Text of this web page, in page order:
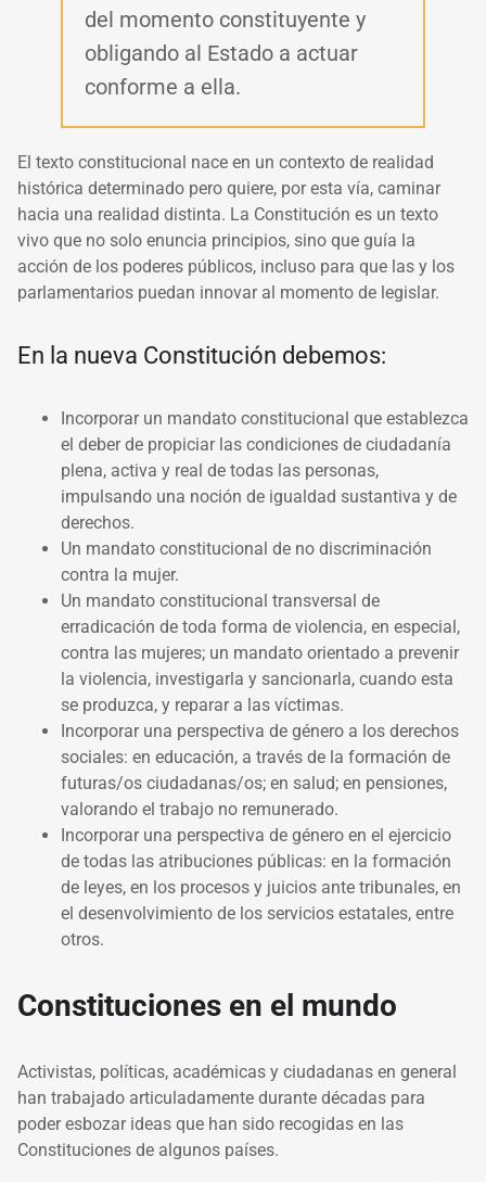
del momento constituyente y
obligando al Estado a actuar
conforme a ella.
El texto constitucional nace en un contexto de realidad
histórica determinado pero quiere, por esta vía, caminar
hacia una realidad distinta. La Constitución es un texto
vivo que no solo enuncia principios, sino que guía la
acción de los poderes públicos, incluso para que las y los
parlamentarios puedan innovar al momento de legislar.
En la nueva Constitución debemos:
Incorporar un mandato constitucional que establezca
el deber de propiciar las condiciones de ciudadanía
plena, activa y real de todas las personas,
impulsando una noción de igualdad sustantiva y de
derechos.
Un mandato constitucional de no discriminación
contra la mujer.
Un mandato constitucional transversal de
erradicación de toda forma de violencia, en especial,
contra las mujeres; un mandato orientado a prevenir
la violencia, investigarla y sancionarla, cuando esta
se produzca, y reparar a las víctimas.
Incorporar una perspectiva de género a los derechos
sociales: en educación, a través de la formación de
futuras/os ciudadanas/os; en salud; en pensiones,
valorando el trabajo no remunerado.
Incorporar una perspectiva de género en el ejercicio
de todas las atribuciones públicas: en la formación
de leyes, en los procesos y juicios ante tribunales, en
el desenvolvimiento de los servicios estatales, entre
otros.
Constituciones en el mundo
Activistas, políticas, académicas y ciudadanas en general
han trabajado articuladamente durante décadas para
poder esbozar ideas que han sido recogidas en las
Constituciones de algunos países.